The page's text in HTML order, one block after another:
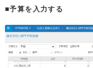
■予算を入力する